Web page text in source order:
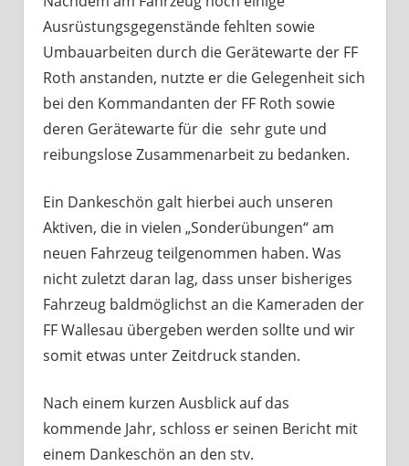
Ausrüstungsgegenstände fehlten sowie
Umbauarbeiten durch die Gerätewarte der FF
Roth anstanden, nutzte er die Gelegenheit sich
bei den Kommandanten der FF Roth sowie
deren Gerätewarte für die sehr gute und
reibungslose Zusammenarbeit zu bedanken.
Ein Dankeschön galt hierbei auch unseren
Aktiven, die in vielen „Sonderübungen“ am
neuen Fahrzeug teilgenommen haben. Was
nicht zuletzt daran lag, dass unser bisheriges
Fahrzeug baldmöglichst an die Kameraden der
FF Wallesau übergeben werden sollte und wir
somit etwas unter Zeitdruck standen.
Nach einem kurzen Ausblick auf das
kommende Jahr, schloss er seinen Bericht mit
einem Dankeschön an den stv.